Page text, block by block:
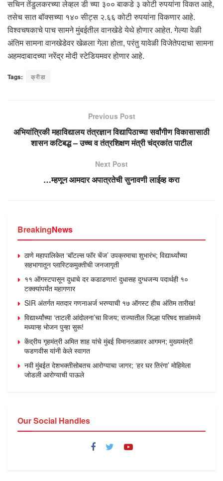
सचिन तेंडुलकरच्या लेव्हल डी च्या ३०० बाकडे ३ कोटी रुपयांना विकत आहे,
तसेच सात बॉक्सच्या १४० सीट्स २.६६ कोटी रुपयांना विकणार आहे.
विश्वचषकाचे पाच सामने मुंबईतील वानखेडे येथे होणार आहेत. गेल्या वेळी
अंतिम सामना वानखेडेवर खेळला गेला होता, परंतु यावेळी विजेतेपदाचा सामना
अहमदाबादच्या नरेंद्र मोदी स्टेडियमवर होणार आहे.
Tags: क्रीडा
Previous Post
अभियांत्रिकी महाविद्यालय तंत्रज्ञान विद्यापिठाच्या सर्वांगीण विकासासाठी
शासन कटिबद्ध – उच्च व तंत्रशिक्षण मंत्री चंद्रकांत पाटील
Next Post
…म्हणून आमदार अपात्रतेची सुनावणी लाईव्ह करा
BreakingNews
ठाणे महापालिकेत ‘बॉटल्स फॉर चेंज’ उपक्रमाचा शुभारंभ; विद्यार्थ्यांच्या
सहभागातून प्लास्टिकमुक्तीची जनजागृती
११ ऑगस्टपासून दुधाचे दर कडाडणार! दुधासह दुग्धजन्य पदार्थही १०
टक्क्यांपर्यंत महागणार
SIR अंतर्गत मतदार गणनाअर्ज भरण्याची १७ ऑगस्ट हीच अंतिम तारीख!
विद्यार्थ्यांच्या ‘ताटली आंदोलना’चा विजय; राज्यातील जिल्हा परिषद शाळांमध्ये
मध्यान्ह भोजन पुन्हा सुरू!
केंद्रीय गृहमंत्री अमित शाह यांचे मुंबई विमानतळावर आगमन; मुख्यमंत्री
फडणवीस यांनी केले स्वागत
नवी मुंबईत देशभक्तीसोबतच आरोग्याचा जागर; ‘हर घर तिरंगा’ मोहिमेला
जोडली आरोग्याची पाऊले
Our Social Handles